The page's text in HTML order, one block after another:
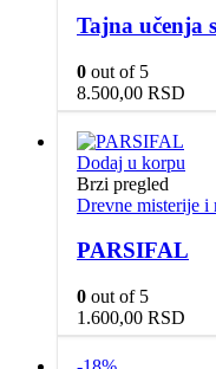
Tajna učenja
0 out of 5
8.500,00 RSD
Dodaj u korpu
Brzi pregled
Drevne misterije i
PARSIFAL
0 out of 5
1.600,00 RSD